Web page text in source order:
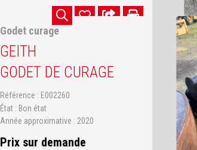
Godet curage
GEITH
GODET DE CURAGE
Référence
E002260
État
Bon état
Année approximative
2020
Prix sur demande